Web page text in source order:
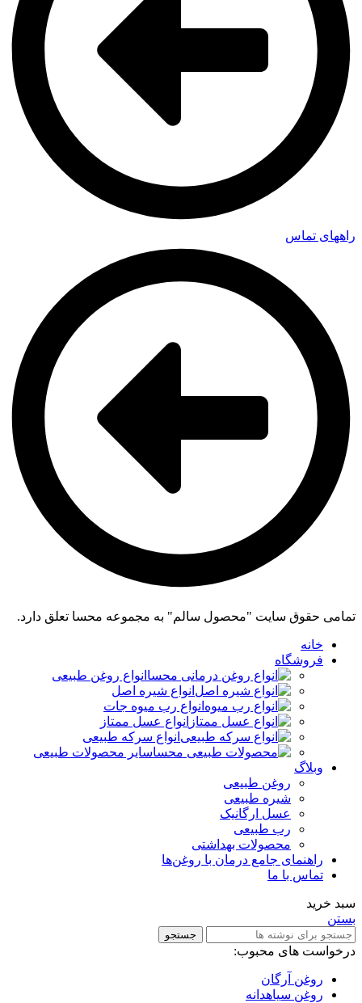
راههای تماس
تمامی حقوق سایت "محصول سالم" به مجموعه محسا تعلق دارد.
خانه
فروشگاه
انواع روغن طبیعی
انواع شیره اصل
انواع رب میوه جات
انواع عسل ممتاز
انواع سرکه طبیعی
سایر محصولات طبیعی
وبلاگ
روغن طبیعی
شیره طبیعی
عسل ارگانیک
رب طبیعی
محصولات بهداشتی
راهنمای جامع درمان با روغن‌ها
تماس با ما
سبد خرید
بستن
جستجو
درخواست های محبوب:
روغن آرگان
روغن سیاهدانه